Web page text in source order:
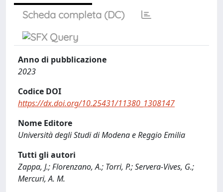
Scheda completa (DC)
Anno di pubblicazione
2023
Codice DOI
https://dx.doi.org/10.25431/11380_1308147
Nome Editore
Università degli Studi di Modena e Reggio Emilia
Tutti gli autori
Zappa, J.; Florenzano, A.; Torri, P.; Servera-Vives, G.;
Mercuri, A. M.